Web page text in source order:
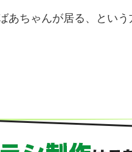
あちゃんが居る、とい